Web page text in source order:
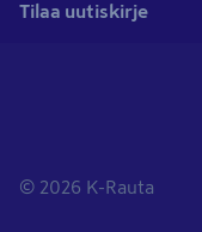
Tilaa uutiskirje
© 2026 K-Rauta